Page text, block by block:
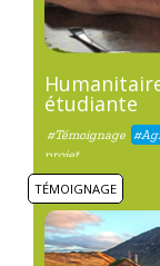
étudiante
#Témoignage
projet
TÉMOIGNAGE